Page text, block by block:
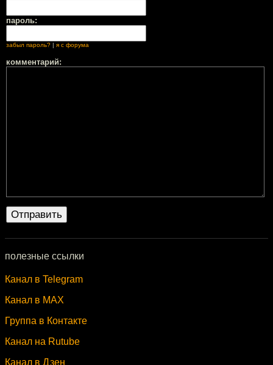
пароль:
забыл пароль? | я с форума
комментарий:
полезные ссылки
Канал в Telegram
Канал в MAX
Группа в Контакте
Канал на Rutube
Канал в Дзен